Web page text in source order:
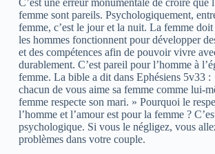
femme sont pareils. Psychologiquement,
femme, c’est le jour et la nuit. La femme
les hommes fonctionnent pour développer
et des compétences afin de pouvoir vivre
durablement. C’est pareil pour l’homme à
femme. La bible a dit dans Ephésiens 5v33
chacun de vous aime sa femme comme lui-
femme respecte son mari. » Pourquoi le
l’homme et l’amour est pour la femme ?
psychologique. Si vous le négligez, vous
problèmes dans votre couple.